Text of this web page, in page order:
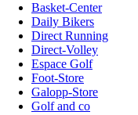
Basket-Center
Daily Bikers
Direct Running
Direct-Volley
Espace Golf
Foot-Store
Galopp-Store
Golf and co